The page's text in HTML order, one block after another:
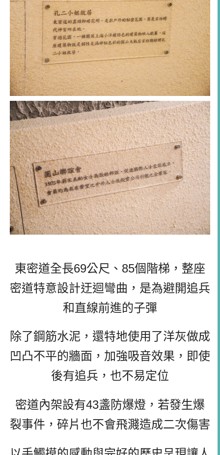
東密道全長69公尺、85個階梯，整座
密道特意設計迂迴彎曲，是為避開追兵
和直線前進的子彈
除了鋼筋水泥，還特地使用了洋灰做成
凹凸不平的牆面，加強吸音效果，即使
後有追兵，也不易定位
密道內架設有43盞防爆燈，若發生爆
裂事件，碎片也不會飛濺造成二次傷害